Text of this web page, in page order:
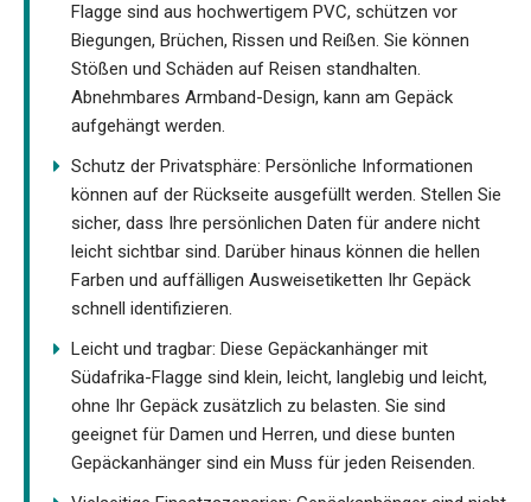
Flagge sind aus hochwertigem PVC, schützen vor
Biegungen, Brüchen, Rissen und Reißen. Sie können
Stößen und Schäden auf Reisen standhalten.
Abnehmbares Armband-Design, kann am Gepäck
aufgehängt werden.
Schutz der Privatsphäre: Persönliche Informationen
können auf der Rückseite ausgefüllt werden. Stellen Sie
sicher, dass Ihre persönlichen Daten für andere nicht
leicht sichtbar sind. Darüber hinaus können die hellen
Farben und auffälligen Ausweisetiketten Ihr Gepäck
schnell identifizieren.
Leicht und tragbar: Diese Gepäckanhänger mit
Südafrika-Flagge sind klein, leicht, langlebig und leicht,
ohne Ihr Gepäck zusätzlich zu belasten. Sie sind
geeignet für Damen und Herren, und diese bunten
Gepäckanhänger sind ein Muss für jeden Reisenden.